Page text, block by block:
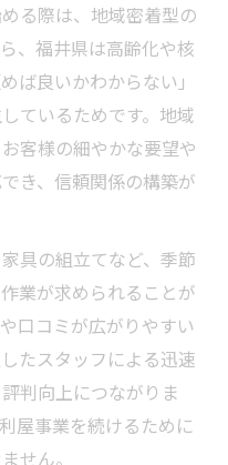
る際は、地域密着型の
、福井県は高齢化や核
ば良いかわからない」
ているためです。地域
客様の細やかな要望や
き、信頼関係の構築が
具の組立てなど、季節
業が求められることが
口コミが広がりやすい
たスタッフによる迅速
判向上につながりま
屋事業を続けるために
せん。